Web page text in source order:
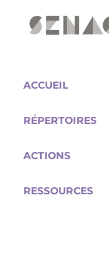
ACCUEIL
RÉPERTOIRES
ACTIONS
RESSOURCES